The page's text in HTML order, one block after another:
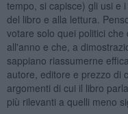
tempo, si capisce) gli usi e
del libro e alla lettura.
votare solo quei politici
all'anno e che, a
sappiano riassumerne
autore, editore e prezzo di
argomenti di cui il libro
più rilevanti a quelli meno